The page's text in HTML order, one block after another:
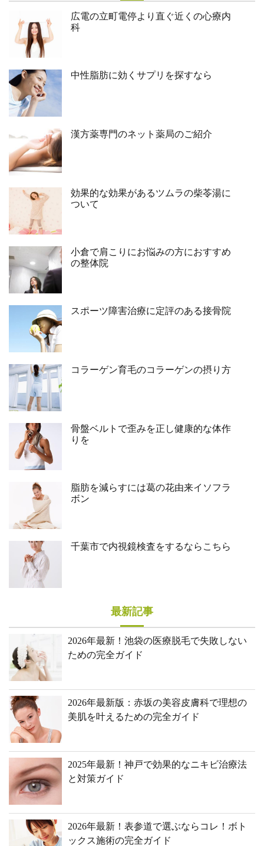
広電の立町電停より直ぐ近くの心療内
科
中性脂肪に効くサプリを探すなら
漢方薬専門のネット薬局のご紹介
効果的な効果があるツムラの柴苓湯に
ついて
小倉で肩こりにお悩みの方におすすめ
の整体院
スポーツ障害治療に定評のある接骨院
コラーゲン育毛のコラーゲンの摂り方
骨盤ベルトで歪みを正し健康的な体作
りを
脂肪を減らすには葛の花由来イソフラ
ボン
千葉市で内視鏡検査をするならこちら
最新記事
2026年最新！池袋の医療脱毛で失敗しない
ための完全ガイド
2026年最新版：赤坂の美容皮膚科で理想の
美肌を叶えるための完全ガイド
2025年最新！神戸で効果的なニキビ治療法
と対策ガイド
2026年最新！表参道で選ぶならコレ！ボト
ックス施術の完全ガイド